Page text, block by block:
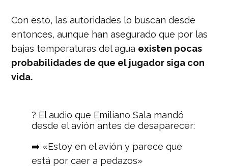
Con esto, las autoridades lo buscan desde
entonces, aunque han asegurado que por las
bajas temperaturas del agua existen pocas
probabilidades de que el jugador siga con
vida.
?️ El audio que Emiliano Sala mandó
desde el avión antes de desaparecer:
➡️ «Estoy en el avión y parece que
está por caer a pedazos»